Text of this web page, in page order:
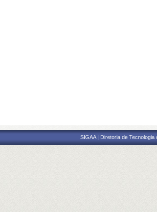
SIGAA | Diretoria de